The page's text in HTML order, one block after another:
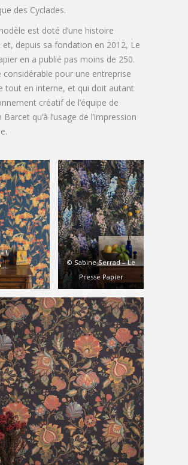
des Cyclades.
est doté d’une histoire
et, depuis sa fondation en 2012, Le
en a publié pas moins de 250.
considérable pour une entreprise
tout en interne, et qui doit autant
créatif de l’équipe de
Barcet qu’à l’usage de l’impression
© Sabine Serrad – Le
Presse Papier